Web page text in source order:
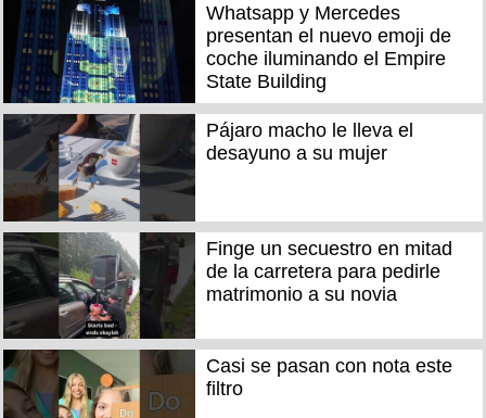
Whatsapp y Mercedes
presentan el nuevo emoji de
coche iluminando el Empire
State Building
Pájaro macho le lleva el
desayuno a su mujer
Finge un secuestro en mitad
de la carretera para pedirle
matrimonio a su novia
Casi se pasan con nota este
filtro